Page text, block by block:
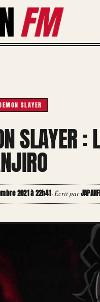
SLAYER
SLAYER :
2021 à 22h41·Écrit par